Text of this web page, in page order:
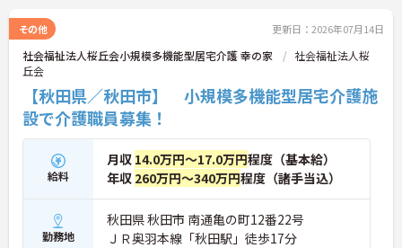
■ プライベートも大切にできる♪
「しっかり休める」働き方を大切にしています。
・年間休日「110日」＋日祝休み
・月平均残業「5時間程度」
・有給休暇も取得しやすい環境
→ 予定が立てやすく、無理なく働き続けられます
■ 地域を支えるやりがいある仕事！
認知症支援を中心に地域に貢献できるポジションで
す。
・多職種や関係機関との連携が中心
その他 更新日：2026年07月14日
社会福祉法人桜丘会小規模多機能型居宅介護 幸の家
社会福祉法人桜
丘会
【秋田県／秋田市】 小規模多機能型居宅介護施
設で介護職員募集！
給料
月収 14.0万円～17.0万円程度（基本給）
年収 260万円～340万円程度（諸手当込）
勤務地
秋田県 秋田市 南通亀の町12番22号
ＪＲ奥羽本線「秋田駅」徒歩17分